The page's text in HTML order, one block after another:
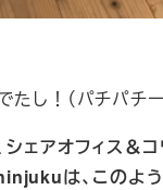
し！（パチパチー
シェアオフィス＆
は、このよ